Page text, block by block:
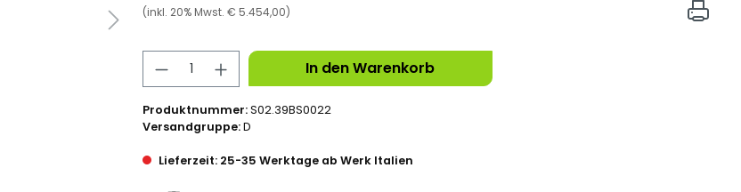
(inkl. 20% Mwst. € 5.454,00)
In den Warenkorb
Produktnummer:S02.39BS0022
Versandgruppe:D
Lieferzeit: 25-35 Werktage ab Werk Italien